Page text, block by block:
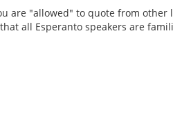
are "allowed" to quote from
all Esperanto speakers are